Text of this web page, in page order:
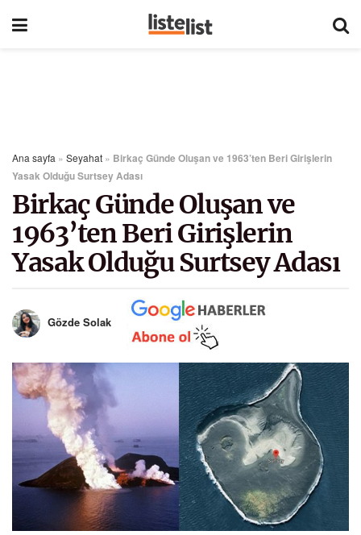
Ana sayfa » Seyahat » Birkaç Günde Oluşan ve 1963’ten Beri Girişlerin
Yasak Olduğu Surtsey Adası
Birkaç Günde Oluşan ve
1963’ten Beri Girişlerin
Yasak Olduğu Surtsey Adası
Gözde Solak